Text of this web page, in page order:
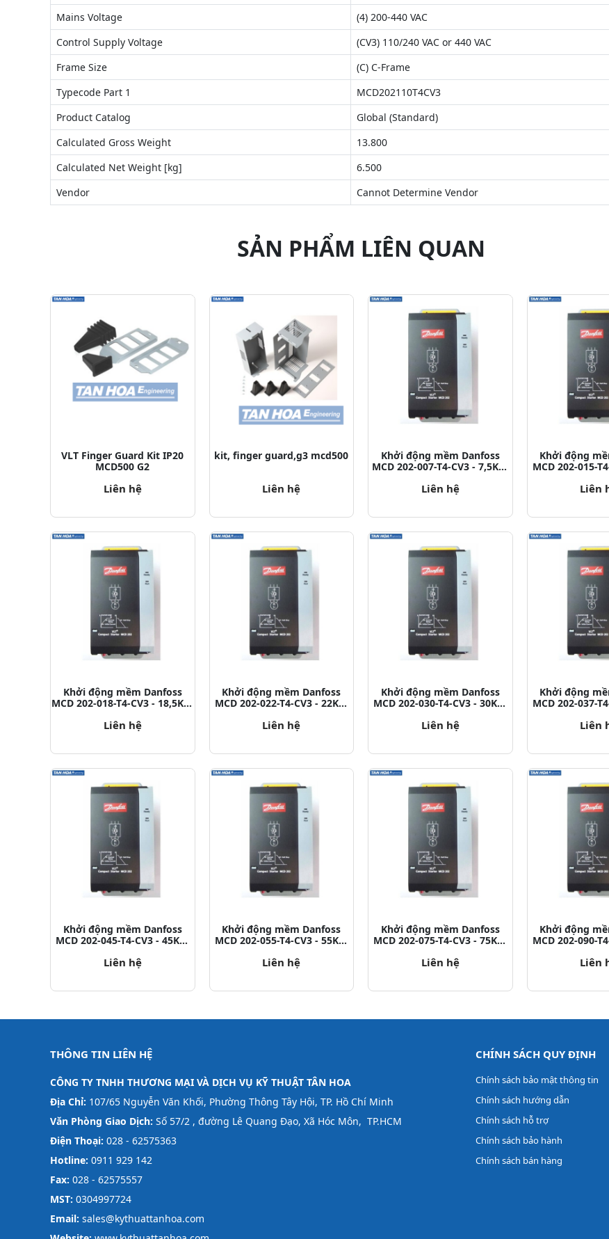
Mains Voltage
(4) 200-440 VAC
Control Supply Voltage
(CV3) 110/240 VAC or 440 VAC
Frame Size
(C) C-Frame
Typecode Part 1
MCD202110T4CV3
Product Catalog
Global (Standard)
Calculated Gross Weight
13.800
Calculated Net Weight [kg]
6.500
Vendor
Cannot Determine Vendor
SẢN PHẨM LIÊN QUAN
VLT Finger Guard Kit IP20
MCD500 G2
Liên hệ
kit, finger guard,g3 mcd500
Liên hệ
Khởi động mềm Danfoss
MCD 202-007-T4-CV3 - 7,5KW
Liên hệ
Khởi động
MCD 202-015-
Liên
Khởi động mềm Danfoss
MCD 202-018-T4-CV3 - 18,5KW
Liên hệ
Khởi động mềm Danfoss
MCD 202-022-T4-CV3 - 22KW
Liên hệ
Khởi động mềm Danfoss
MCD 202-030-T4-CV3 - 30KW
Liên hệ
Khởi động
MCD 202-037-
Liên
Khởi động mềm Danfoss
MCD 202-045-T4-CV3 - 45KW
Liên hệ
Khởi động mềm Danfoss
MCD 202-055-T4-CV3 - 55KW
Liên hệ
Khởi động mềm Danfoss
MCD 202-075-T4-CV3 - 75KW
Liên hệ
Khởi động
MCD 202-090-
Liên
THÔNG TIN LIÊN HỆ
CÔNG TY TNHH THƯƠNG MẠI VÀ DỊCH VỤ KỸ THUẬT TÂN HOA
Địa Chỉ: 107/65 Nguyễn Văn Khối, Phường Thông Tây Hội, TP. Hồ Chí Minh
Văn Phòng Giao Dịch: Số 57/2 , đường Lê Quang Đạo, Xã Hóc Môn, TP.HCM
Điện Thoại: 028 - 62575363
Hotline: 0911 929 142
Fax: 028 - 62575557
MST: 0304997724
Email: sales@kythuattanhoa.com
CHÍNH SÁCH QUY ĐỊNH
Chính sách bảo mật thông tin
Chính sách hướng dẫn
Chính sách hỗ trợ
Chính sách bảo hành
Chính sách bán hàng